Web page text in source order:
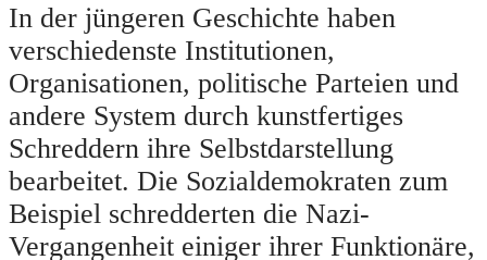
In der jüngeren Geschichte haben
verschiedenste Institutionen,
Organisationen, politische Parteien und
andere System durch kunstfertiges
Schreddern ihre Selbstdarstellung
bearbeitet. Die Sozialdemokraten zum
Beispiel schredderten die Nazi-
Vergangenheit einiger ihrer Funktionäre,